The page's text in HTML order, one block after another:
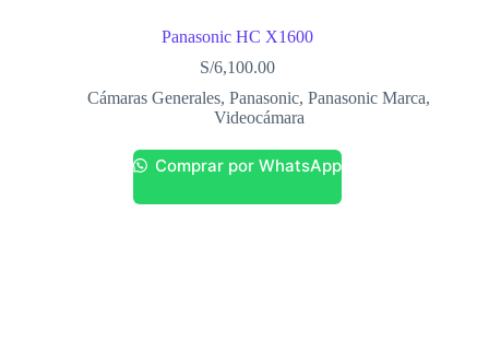
Panasonic HC X1600
S/6,100.00
Cámaras Generales,Panasonic,Panasonic Marca,
Videocámara
Comprar por WhatsApp